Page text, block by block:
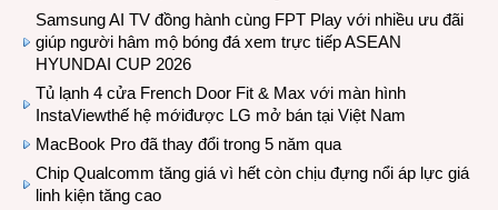
Samsung AI TV đồng hành cùng FPT Play với nhiều ưu đãi
giúp người hâm mộ bóng đá xem trực tiếp ASEAN
HYUNDAI CUP 2026
Tủ lạnh 4 cửa French Door Fit & Max với màn hình
InstaViewthế hệ mớiđược LG mở bán tại Việt Nam
MacBook Pro đã thay đổi trong 5 năm qua
Chip Qualcomm tăng giá vì hết còn chịu đựng nổi áp lực giá
linh kiện tăng cao